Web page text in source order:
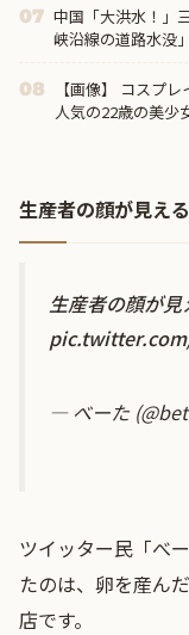
07 中国「大洪水！」
峡沿線の道路水没
08
【画像】 コスプ
人気の22歳の美少
生産者の顔が見える
生産者の顔が見
— べーた
ツイッター民「べ
たのは、卵を産ん
店です。